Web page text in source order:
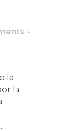
la
la